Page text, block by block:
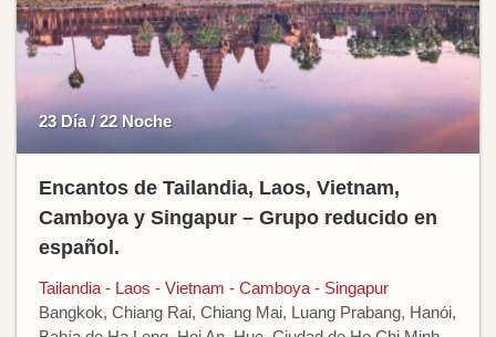
23 Día / 22 Noche
Encantos de Tailandia, Laos, Vietnam,
Camboya y Singapur – Grupo reducido en
español.
Tailandia - Laos - Vietnam - Camboya - Singapur
Bangkok, Chiang Rai, Chiang Mai, Luang Prabang, Hanói,